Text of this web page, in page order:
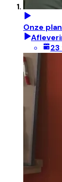
Onze